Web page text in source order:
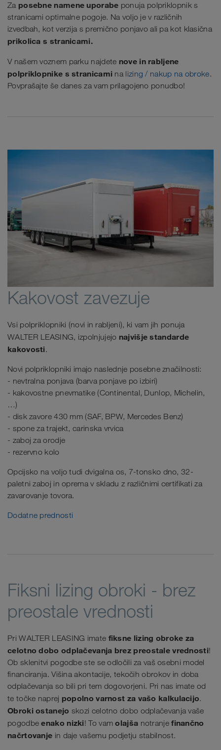
Za posebne namene uporabe ponuja polpriklopnik s
stranicami optimalne pogoje. Na voljo je v različnih
izvedbah, kot verzija s premično ponjavo ali pa kot klasična
prikolica s stranicami.
V našem voznem parku najdete nove in rabljene
polpriklopnike s stranicami na lizing / nakup na obroke.
Povprašajte še danes za vam prilagojeno ponudbo!
Kakovost zavezuje
Vsi polpriklopniki (novi in rabljeni), ki vam jih ponuja
WALTER LEASING, izpolnjujejo najvišje standarde
kakovosti.
Novi polpriklopniki imajo naslednje posebne značilnosti:
- nevtralna ponjava (barva ponjave po izbiri)
- kakovostne pnevmatike (Continental, Dunlop, Michelin,
…)
- disk zavore 430 mm (SAF, BPW, Mercedes Benz)
- spone za trajekt, carinska vrvica
- zaboj za orodje
- rezervno kolo
Opcijsko na voljo tudi dvigalna os, 7-tonsko dno, 32-
paletni zaboj in oprema v skladu z različnimi certifikati za
zavarovanje tovora.
Dodatne prednosti
Fiksni lizing obroki - brez
preostale vrednosti
Pri WALTER LEASING imate fiksne lizing obroke za
celotno dobo odplačevanja brez preostale vrednosti!
Ob sklenitvi pogodbe ste se odločili za vaš osebni model
financiranja. Višina akontacije, tekočih obrokov in doba
odplačevanja so bili pri tem dogovorjeni. Pri nas imate od
te točke naprej popolno varnost za vašo kalkulacijo.
Obroki ostanejo skozi celotno dobo odplačevanja vaše
pogodbeenako nizki! To vamolajša notranjefinančno
načrtovanje in daje vašemu podjetju stabilnost.